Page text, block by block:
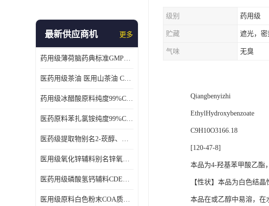
最新供应商机 更多
药用级薄荷脑药典标准GMP工厂
医药用级茶油 医用山茶油 COA质检 价格优 原料药
药用级冰醋酸原料纯度99%CDE备案COA质检
医药原料苯扎氯铵纯度99%CDE备案500g/瓶
医药级提取物别名2-莰醇、龙脑1kg/袋
医用级氧化锌辅料别名锌氧粉CDE备案cas1314-13-2
医药用级磷酸氢钙辅料CDE备案CAS7757-93-9
医用级原料白色粉末COA质检同行CAS113-92-8
级别 药用级
贮藏 遮光，
气味 无臭
Qiangbenyizhi
EthylHydroxybenzoate
C9H10O3166.18
[120-47-8]
本品为4-羟基苯甲酸乙酯
【性状】本品为白色结晶
本品在或乙醇中易溶，在